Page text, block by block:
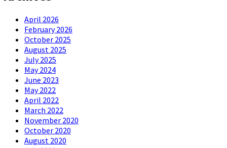
April 2026
February 2026
October 2025
August 2025
July 2025
May 2024
June 2023
May 2022
April 2022
March 2022
November 2020
October 2020
August 2020